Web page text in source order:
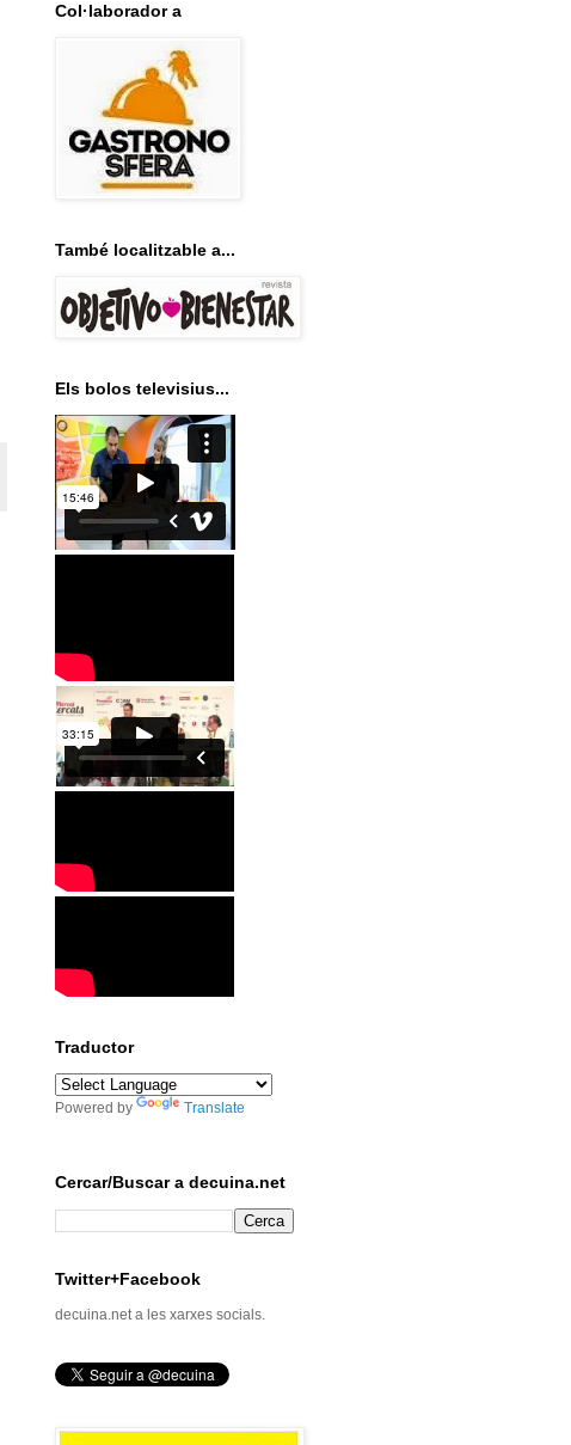
Col·laborador a
També localitzable a...
Els bolos televisius...
Traductor
Powered by Translate
Cercar/Buscar a decuina.net
Twitter+Facebook
decuina.net a les xarxes socials.